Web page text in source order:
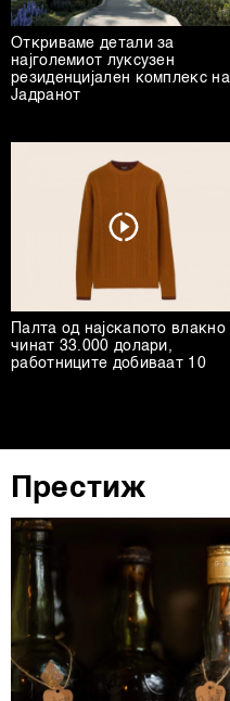
Откриваме детали за
најголемиот луксузен
резиденцијален комплекс на
Јадранот
Палта од најскапото влакно
чинат 33.000 долари,
работниците добиваат 10
Престиж